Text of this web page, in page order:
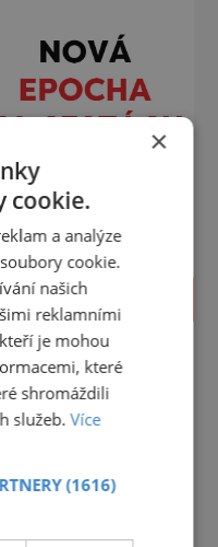
×
cookie.
a analýze
cookie.
našich
reklamními
je mohou
které
shromáždili
služeb.Více
(1616)